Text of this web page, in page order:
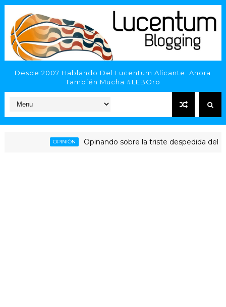
Desde 2007 Hablando Del Lucentum Alicante. Ahora
También Mucha #LEBOro
Opinando sobre la triste despedida del HLA